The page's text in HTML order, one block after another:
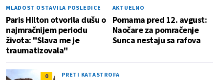
MLADOST OSTAVILA POSLEDICE
Paris Hilton otvorila dušu o
najmračnijem periodu
života: "Slava me je
traumatizovala"
AKTUELNO
Pomama pred 12. avgust:
Naočare za pomračenje
Sunca nestaju sa rafova
0 PRETI KATASTROFA